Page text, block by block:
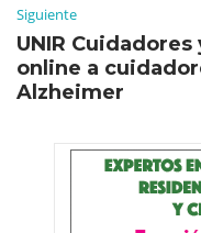
Siguiente
UNIR
online a
Alzheimer